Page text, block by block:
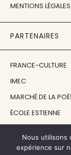
MENTIONS LÉGALES
PARTENAIRES
FRANCE-CULTURE
IMEC
MARCHÉ DE LA
ÉCOLE ESTIENNE
DIACRITIK
Nous utilisons
expérience sur